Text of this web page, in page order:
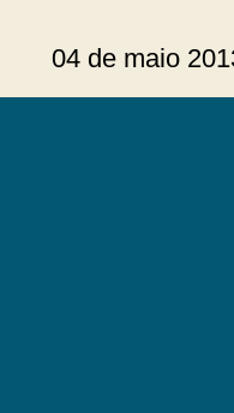
04 de maio